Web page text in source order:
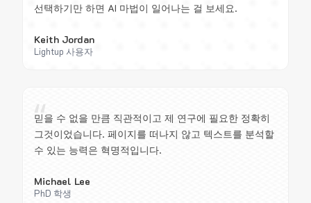
선택하기만 하면 AI 마법이 일어나는 걸 보세요.
Keith Jordan
Lightup 사용자
“
믿을 수 없을 만큼 직관적이고 제 연구에 필요한 정확히
그것이었습니다. 페이지를 떠나지 않고 텍스트를 분석할
수 있는 능력은 혁명적입니다.
Michael Lee
PhD 학생